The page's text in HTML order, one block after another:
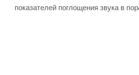
показателей поглощения звука в